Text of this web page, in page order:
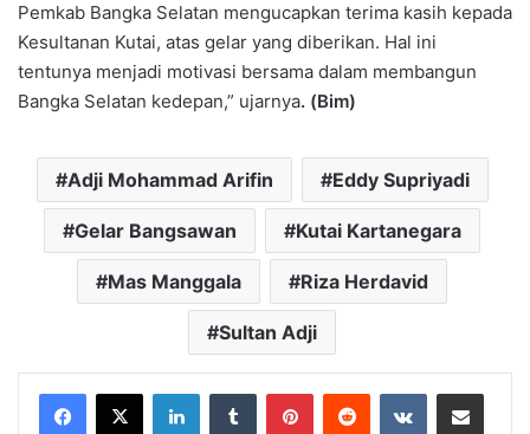
Pemkab Bangka Selatan mengucapkan terima kasih kepada
Kesultanan Kutai, atas gelar yang diberikan. Hal ini
tentunya menjadi motivasi bersama dalam membangun
Bangka Selatan kedepan,” ujarnya. (Bim)
Adji Mohammad Arifin Eddy Supriyadi
Gelar Bangsawan Kutai Kartanegara
Mas Manggala Riza Herdavid
Sultan Adji
LinkedInTumblr PinterestReddit VKontakteShare via Email